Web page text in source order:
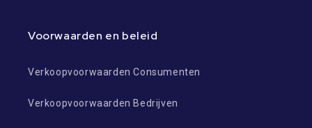
Voorwaarden en beleid
Verkoopvoorwaarden Consumenten
Verkoopvoorwaarden Bedrijven